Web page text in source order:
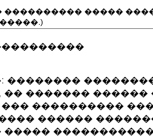
���������� �����
��������
������� ������
����������
������